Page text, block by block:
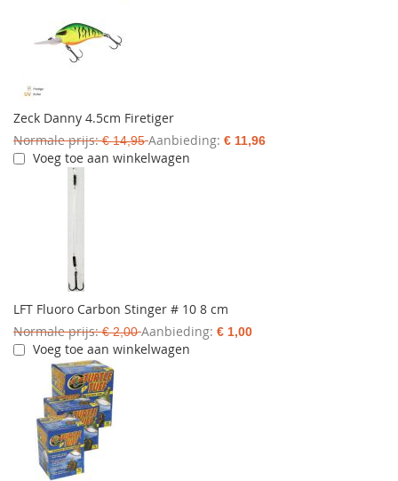
Zeck Danny 4.5cm Firetiger
Normale prijs € 14,95 Aanbieding € 11,96
Voeg toe aan winkelwagen
LFT Fluoro Carbon Stinger # 10 8 cm
Normale prijs € 2,00 Aanbieding € 1,00
Voeg toe aan winkelwagen